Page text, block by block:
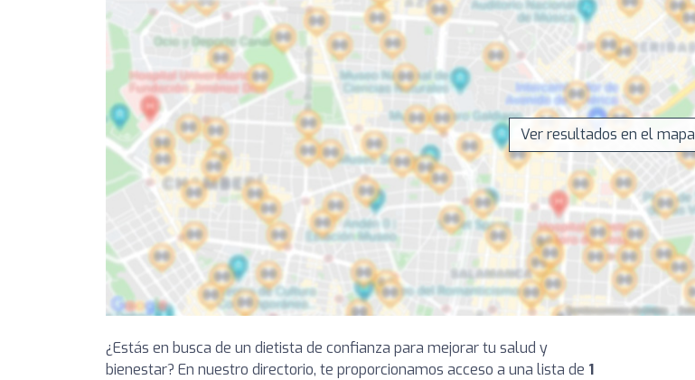
Ver resultados en el mapa
¿Estás en busca de un dietista de confianza para mejorar tu salud y
bienestar? En nuestro directorio, te proporcionamos acceso a una lista de 1